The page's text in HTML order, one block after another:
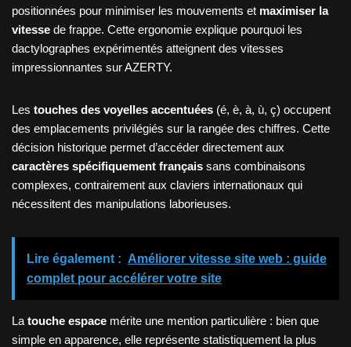
positionnées pour minimiser les mouvements et maximiser la
vitesse de frappe. Cette ergonomie explique pourquoi les
dactylographes expérimentés atteignent des vitesses
impressionnantes sur AZERTY.
Les touches des voyelles accentuées (é, è, à, ù, ç) occupent
des emplacements privilégiés sur la rangée des chiffres. Cette
décision historique permet d’accéder directement aux
caractères spécifiquement français sans combinaisons
complexes, contrairement aux claviers internationaux qui
nécessitent des manipulations laborieuses.
Lire également : Améliorer vitesse site web : guide
complet pour accélérer votre site
La touche espace mérite une mention particulière : bien que
simple en apparence, elle représente statistiquement la plus